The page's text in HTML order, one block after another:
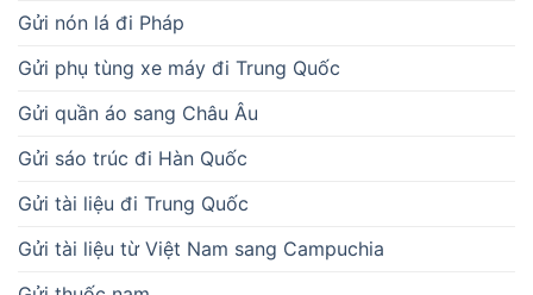
Gửi nón lá đi Pháp
Gửi phụ tùng xe máy đi Trung Quốc
Gửi quần áo sang Châu Âu
Gửi sáo trúc đi Hàn Quốc
Gửi tài liệu đi Trung Quốc
Gửi tài liệu từ Việt Nam sang Campuchia